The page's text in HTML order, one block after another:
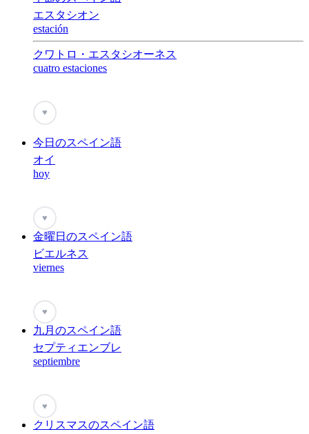
エスタシオン
estación
クワトロ・エスタシオーネス
cuatro estaciones
♥
今日のスペイン語
オイ
hoy
♥
金曜日のスペイン語
ビエルネス
viernes
♥
九月のスペイン語
セプティエンブレ
septiembre
♥
クリスマスのスペイン語